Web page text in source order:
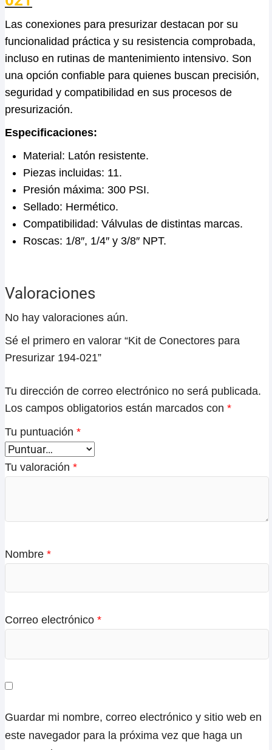
Las conexiones para presurizar destacan por su
funcionalidad práctica y su resistencia comprobada,
incluso en rutinas de mantenimiento intensivo. Son
una opción confiable para quienes buscan precisión,
seguridad y compatibilidad en sus procesos de
presurización.
Especificaciones:
Material: Latón resistente.
Piezas incluidas: 11.
Presión máxima: 300 PSI.
Sellado: Hermético.
Compatibilidad: Válvulas de distintas marcas.
Roscas: 1/8″, 1/4″ y 3/8″ NPT.
Valoraciones
No hay valoraciones aún.
Sé el primero en valorar “Kit de Conectores para
Presurizar 194-021”
Tu dirección de correo electrónico no será publicada.
Los campos obligatorios están marcados con *
Tu puntuación *
Tu valoración *
Nombre *
Correo electrónico *
Guardar mi nombre, correo electrónico y sitio web en
este navegador para la próxima vez que haga un